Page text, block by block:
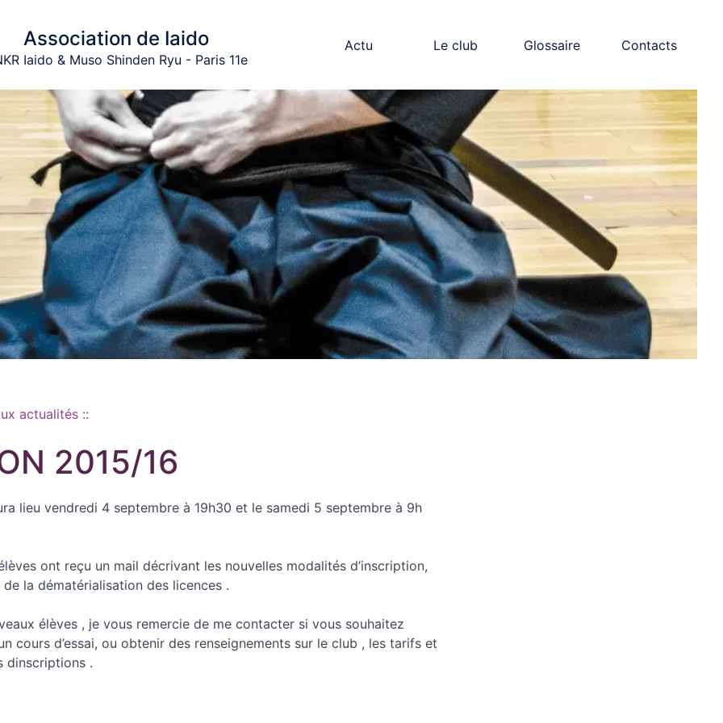
Association de Iaido
Iaido & Muso Shinden Ryu - Paris 11e
Actu Le club Glossaire Contacts
actualités ::
2015/16
lieu vendredi 4 septembre à 19h30 et le samedi 5 septembre à 9h
ont reçu un mail décrivant les nouvelles modalités d’inscription,
la dématérialisation des licences .
élèves , je vous remercie de me contacter si vous souhaitez
cours d’essai, ou obtenir des renseignements sur le club , les tarifs et
dinscriptions .